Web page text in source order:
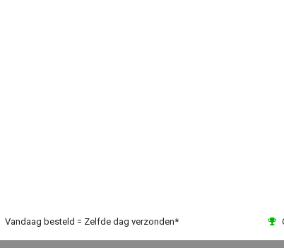
Vandaag besteld = Zelfde dag verzonden*